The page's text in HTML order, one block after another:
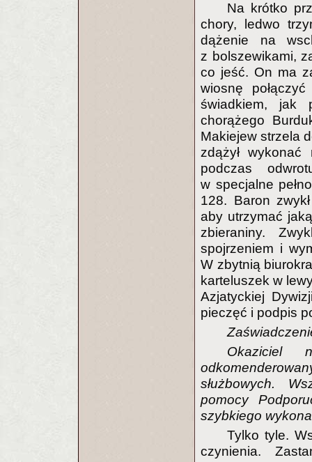
Na krótko
chory, ledwo
dążenie na
z bolszewikami,
co jeść. On ma
wiosnę
świadkiem, jak
chorążego
Makiejew strzela
zdążył
podczas
w specjalne
128. Baron
aby utrzymać
zbieraniny.
spojrzeniem i
W zbytnią
karteluszek w
Azjatyckiej
pieczęć i podpis
Okaziciel
służbowych.
pomocy
szybkiego
Tylko tyle.
czynienia.